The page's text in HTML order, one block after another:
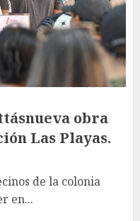
obra
Las Playas.
de la colonia
en...